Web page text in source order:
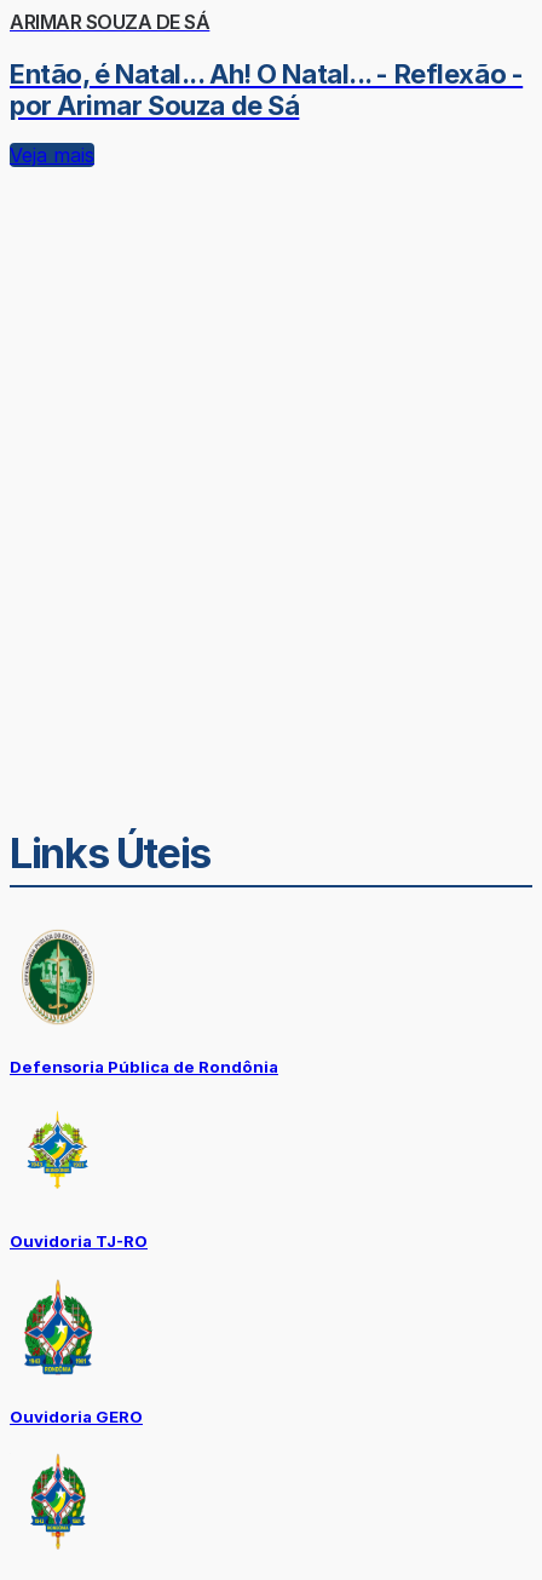
ARIMAR SOUZA DE SÁ
Então, é Natal... Ah! O Natal... - Reflexão -
por Arimar Souza de Sá
Veja mais
Links Úteis
Defensoria Pública de Rondônia
Ouvidoria TJ-RO
Ouvidoria GERO